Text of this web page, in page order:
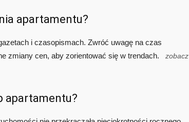
apartamentu?
i czasopismach. Zwróć uwagę na czas
zmiany cen, aby zorientować się w trendach.
zobacz
apartamentu?